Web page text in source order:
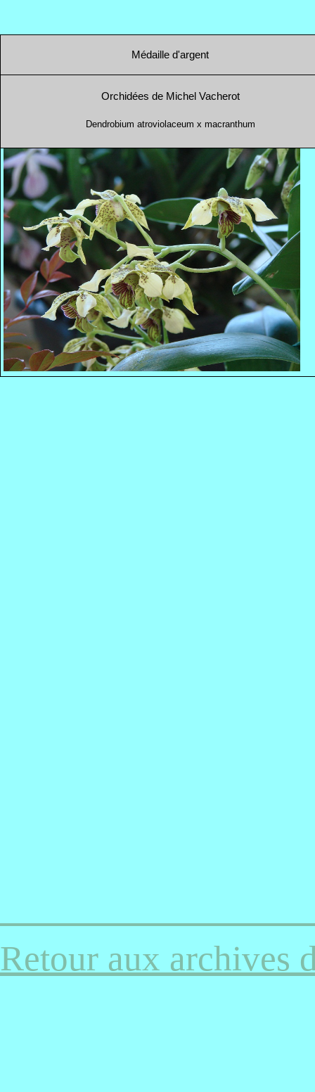
Médaille d'argent
Orchidées de Michel Vacherot
Dendrobium atroviolaceum x macranthum
Retour aux archives